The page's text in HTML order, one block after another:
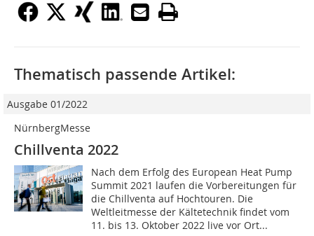
Thematisch passende Artikel:
Ausgabe 01/2022
NürnbergMesse
Chillventa 2022
Nach dem Erfolg des European Heat Pump
Summit 2021 laufen die Vorbereitungen für
die Chillventa auf Hochtouren. Die
Weltleitmesse der Kältetechnik findet vom
11. bis 13. Oktober 2022 live vor Ort...